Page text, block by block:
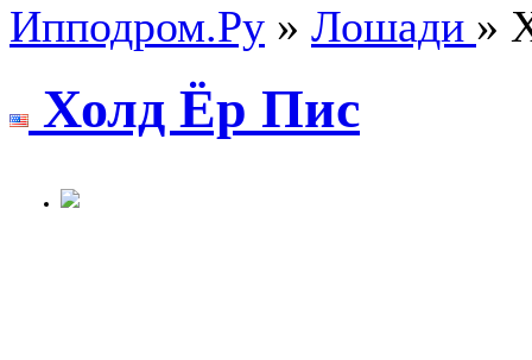
Ипподром.Ру » Лошади »
Холд Ёр Пис